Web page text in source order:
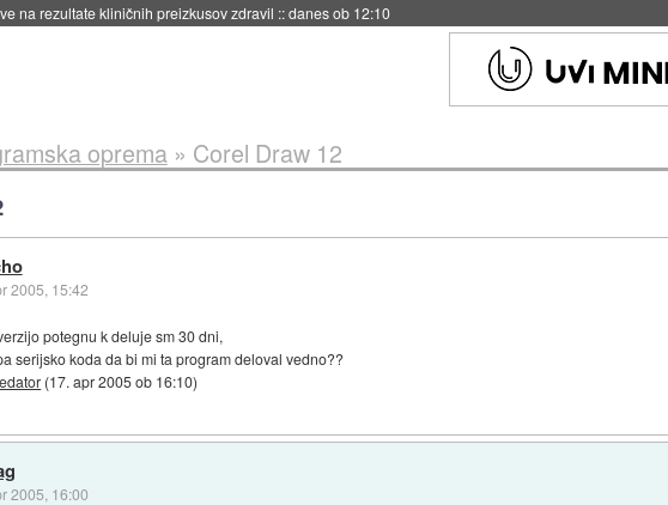
na rezultate kliničnih preizkusov zdravil ::danes ob 12:10
oprema» Corel Draw 12
2005, 15:42
potegnu k deluje sm 30 dni,
serijsko koda da bi mi ta program deloval vedno??
(17. apr 2005 ob 16:10)
2005, 16:00